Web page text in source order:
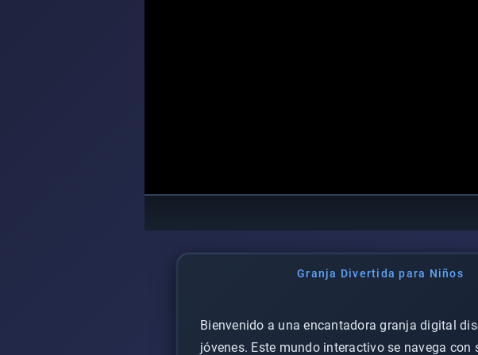
Granja Divertida para Niños
Bienvenido a una encantadora granja digital
jóvenes. Este mundo interactivo se navega